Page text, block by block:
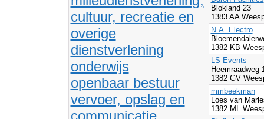
cultuur, recreatie en
overige
dienstverlening
onderwijs
openbaar bestuur
vervoer, opslag en
communicatie
Blokland 23
1383 AA
N.A. Electro
1382 KB
LS Events
Heemraadweg
1382 GV
mmbeekman
Loes van
1382 ML